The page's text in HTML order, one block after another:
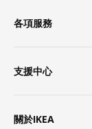
各項服務
支援中心
關於IKEA